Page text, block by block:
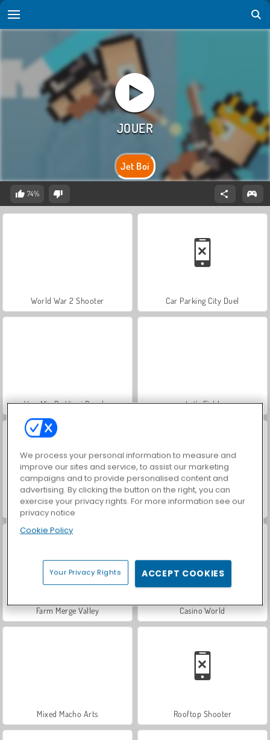
Jet Boi
74%
World War 2 Shooter Car Parking City Duel
VegaMix Da Vinci Puzzles Let's Fish!
Hidden Object: Street of Secrets ASMR Makeover & Makeup Studio
Farm Merge Valley Casino World
Mixed Macho Arts Rooftop Shooter
We process your personal information to measure and
improve our sites and service, to assist our marketing
campaigns and to provide personalised content and
advertising. By clicking the button on the right, you can
exercise your privacy rights. For more information see our
privacy notice
Cookie Policy
Your Privacy Rights ACCEPT COOKIES